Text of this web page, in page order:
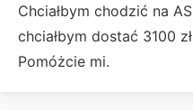
Chciałbym chodzić na
chciałbym dostać 3100
Pomóżcie mi.